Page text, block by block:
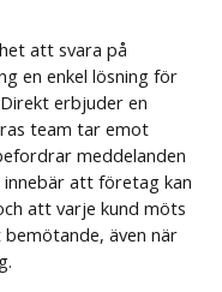
att svara på
en enkel lösning för
erbjuder en
team tar emot
meddelanden
att företag kan
att varje kund möts
även när